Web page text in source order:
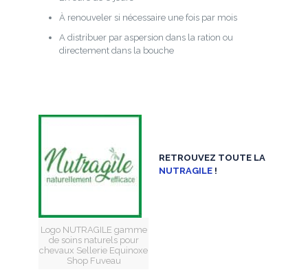
À renouveler si nécessaire une fois par mois
A distribuer par aspersion dans la ration ou
directement dans la bouche
Logo NUTRAGILE gamme
de soins naturels pour
chevaux Sellerie Equinoxe
Shop Fuveau
RETROUVEZ TOUTE LA
NUTRAGILE !